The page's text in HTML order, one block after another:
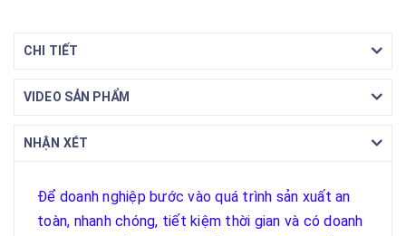
CHI TIẾT
VIDEO SẢN PHẨM
NHẬN XÉT
Để doanh nghiệp bước vào quá trình sản xuất an
toàn, nhanh chóng, tiết kiệm thời gian và có doanh